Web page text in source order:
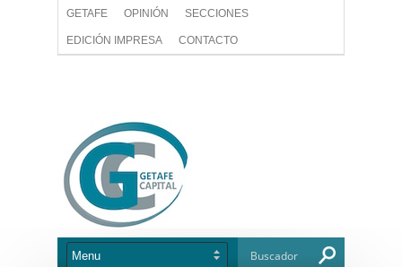
GETAFE OPINIÓN SECCIONES
EDICIÓN IMPRESA CONTACTO